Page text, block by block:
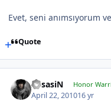
Evet, seni anımsıyorum
Quote
AssasiN Honor
April 22, 201016 yr